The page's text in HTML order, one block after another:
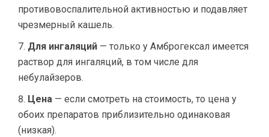
противовоспалительной активностью и подавляет
чрезмерный кашель.
Для ингаляций — только у Амброгексал имеется
раствор для ингаляций, в том числе для
небулайзеров.
Цена — если смотреть на стоимость, то цена у
обоих препаратов приблизительно одинаковая
(низкая).